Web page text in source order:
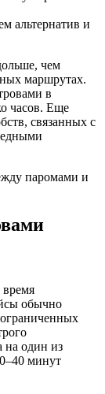
альтернатив и
чем
маршрутах.
в
часов. Еще
связанных с
время
обычно
на один из
минут